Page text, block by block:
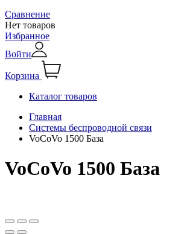
Сравнение
Нет товаров
Избранное
Войти
Корзина
Каталог товаров
Главная
Системы беспроводной связи
VoCoVo 1500 База
VoCoVo 1500 База